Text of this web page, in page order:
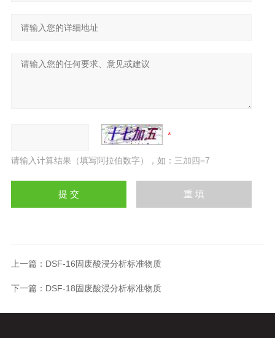
请输入计算结果（填写阿拉伯数字），如：三加四=7
上一篇： DSF-16固废酸浸分析标准物质
下一篇： DSF-18固废酸浸分析标准物质